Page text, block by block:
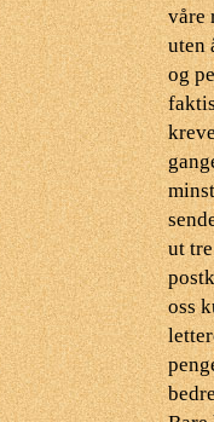
våre
uten
og
ut
oss